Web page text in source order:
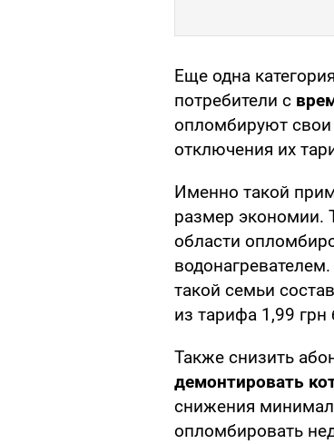
Еще одна
потребители с
опломбируют свои
отключения их
Именно такой
размер экономии.
области
такой семьи
из тарифа 1,99
Также снизить
демонтировать
снижения
опломбировать